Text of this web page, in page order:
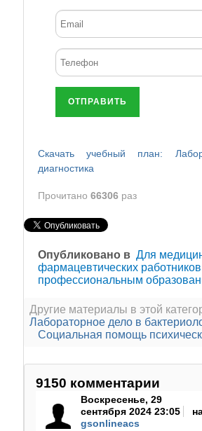
ОТПРАВИТЬ
Скачать учебный план:
диагностика
Прочитано 66306 раз
Опубликовано в Для
фармацевтических
профессиональным
Другие материалы в этой
Лабораторное дело в
Социальная помощь
9150 комментарии
Воскресенье, 29
сентября 2024 23:05
gsonlineacs